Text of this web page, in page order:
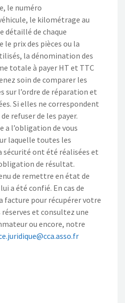
le numéro
le kilométrage au
détaillé de chaque
prix des pièces ou la
la dénomination des
totale à payer HT et TTC
soin de comparer les
sur l’ordre de réparation et
Si elles ne correspondent
refuser de les payer.
a l’obligation de vous
laquelle toutes les
sécurité ont été réalisées et
de résultat.
de remettre en état de
a été confié. En cas de
pour récupérer votre
et consultez une
ou encore, notre